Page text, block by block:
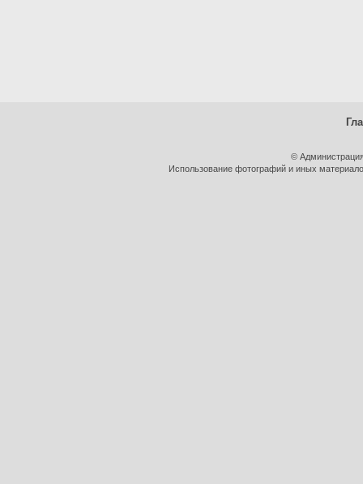
©
Использование фотографий и иных